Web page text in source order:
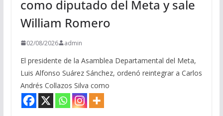
como diputado del Meta y sale
William Romero
02/08/2026 admin
El presidente de la Asamblea Departamental del Meta,
Luis Alfonso Suárez Sánchez, ordenó reintegrar a Carlos
Andrés Collazos Silva como